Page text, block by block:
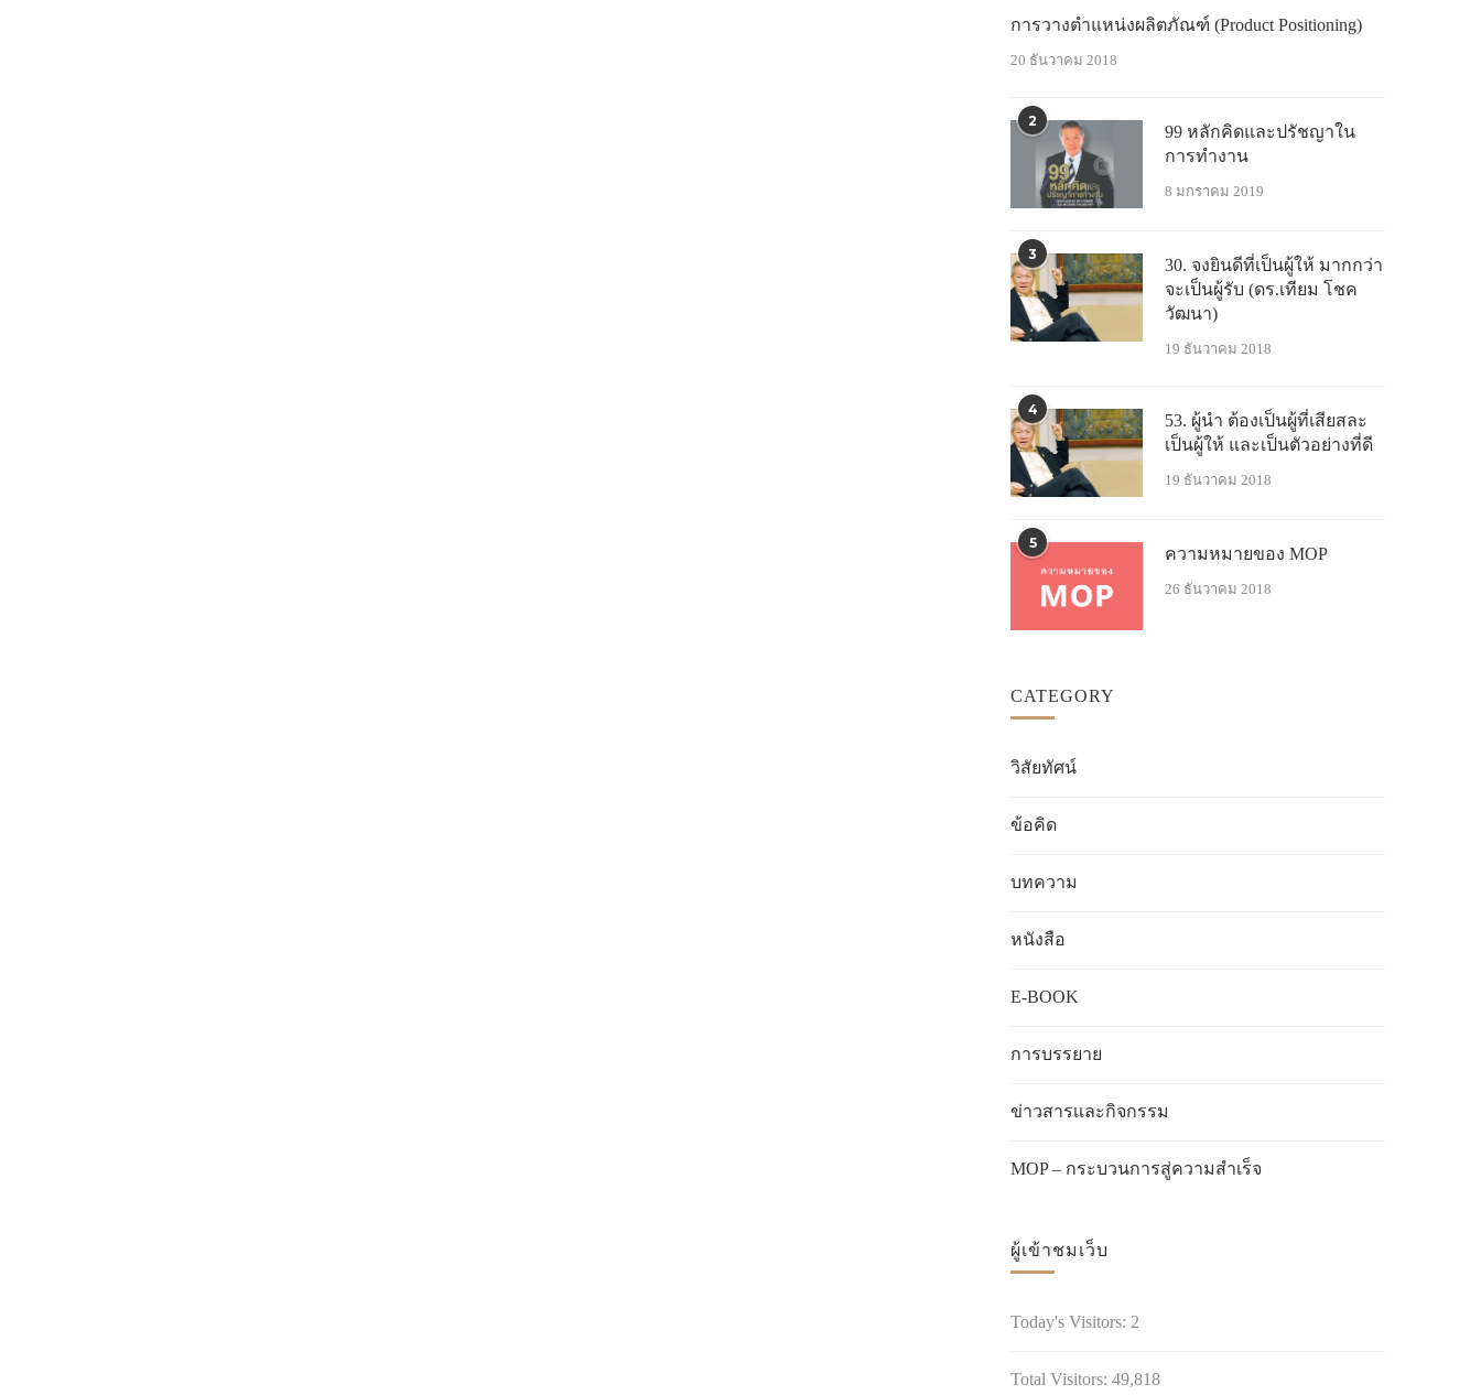
การวางตำแหน่งผลิตภัณฑ์ (Product Positioning)
20 ธันวาคม 2018
2
99 หลักคิดและปรัชญาใน
การทำงาน
8 มกราคม 2019
3
30. จงยินดีที่เป็นผู้ให้ มากกว่า
จะเป็นผู้รับ (ดร.เทียม โชค
วัฒนา)
19 ธันวาคม 2018
4
53. ผู้นำ ต้องเป็นผู้ที่เสียสละ
เป็นผู้ให้ และเป็นตัวอย่างที่ดี
19 ธันวาคม 2018
5
ความหมายของ MOP
26 ธันวาคม 2018
CATEGORY
วิสัยทัศน์
ข้อคิด
บทความ
หนังสือ
E-BOOK
การบรรยาย
ข่าวสารเเละกิจกรรม
MOP – กระบวนการสู่ความสำเร็จ
ผู้เข้าชมเว็บ
Today's Visitors: 2
Total Visitors: 49,818